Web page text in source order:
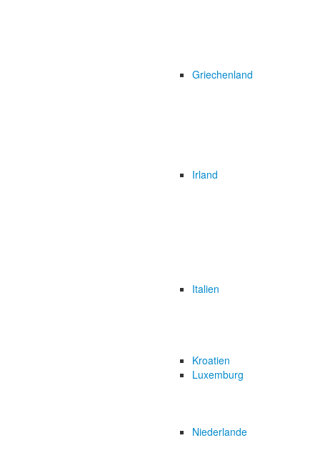
Griechenland
Irland
Italien
Kroatien
Luxemburg
Niederlande